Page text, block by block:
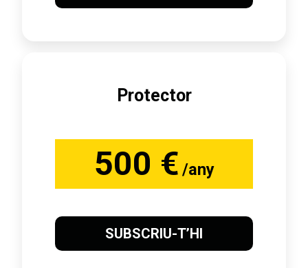
Protector
500 € /any
SUBSCRIU-T’HI